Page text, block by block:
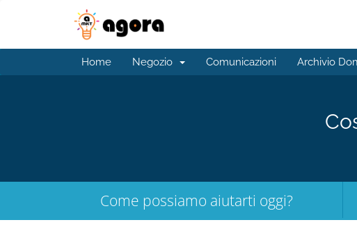
Home Negozio Comunicazioni Archivio
Come possiamo aiutarti oggi?